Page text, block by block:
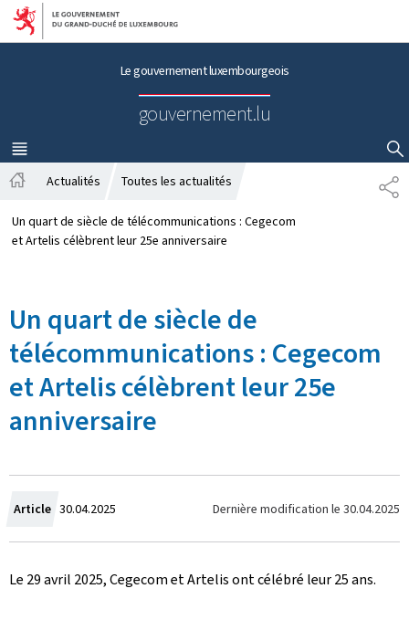
Aller au menu principal
Aller au contenu
Le gouvernement luxembourgeois
gouvernement.lu
MENU
PRINCIPAL
AFFICHER / MASQUER LA RECHERCHE
P
A
c
c
l
Actualités Toutes les actualités
Un quart de siècle de télécommunications : Cegecom
et Artelis célèbrent leur 25e anniversaire
Un quart de siècle de
télécommunications : Cegecom
et Artelis célèbrent leur 25e
anniversaire
Article C
r
é
30.04.2025 Dernière modification le 30.04.2025
Le 29 avril 2025, Cegecom et Artelis ont célébré leur 25 ans.